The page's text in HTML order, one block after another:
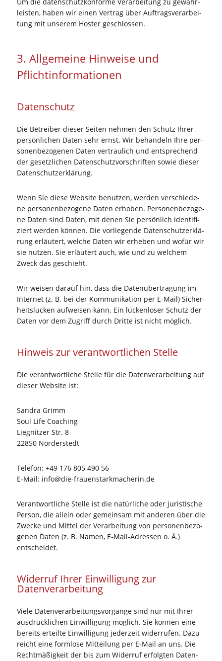
leis­ten, haben wir einen Ver­trag über Auf­trags­ver­ar­bei­
tung mit unse­rem Hos­ter geschlossen.
3. All­ge­mei­ne Hin­wei­se und
Pflichtinformationen
Daten­schutz
Die Betrei­ber die­ser Sei­ten neh­men den Schutz Ihrer
per­sön­li­chen Daten sehr ernst. Wir behan­deln Ihre per­
so­nen­be­zo­ge­nen Daten ver­trau­lich und ent­spre­chend
der gesetz­li­chen Daten­schutz­vor­schrif­ten sowie die­ser
Datenschutzerklärung.
Wenn Sie die­se Web­site benut­zen, wer­den ver­schie­de­
ne per­so­nen­be­zo­ge­ne Daten erho­ben. Per­so­nen­be­zo­ge­
ne Daten sind Daten, mit denen Sie per­sön­lich iden­ti­fi­
ziert wer­den kön­nen. Die vor­lie­gen­de Daten­schutz­er­klä­
rung erläu­tert, wel­che Daten wir erhe­ben und wofür wir
sie nut­zen. Sie erläu­tert auch, wie und zu wel­chem
Zweck das geschieht.
Wir wei­sen dar­auf hin, dass die Daten­über­tra­gung im
Inter­net (z. B. bei der Kom­mu­ni­ka­ti­on per E‑Mail) Sicher­
heits­lü­cken auf­wei­sen kann. Ein lücken­lo­ser Schutz der
Daten vor dem Zugriff durch Drit­te ist nicht möglich.
Hin­weis zur ver­ant­wort­li­chen Stelle
Die ver­ant­wort­li­che Stel­le für die Daten­ver­ar­bei­tung auf
die­ser Web­site ist:
San­dra Grimm
Soul Life Coa­ching
Lie­gnit­zer Str. 8
22850 Nor­der­stedt
Tele­fon: +49 176 805 490 56
E‑Mail: info@die-frauenstarkmacherin.de
Ver­ant­wort­li­che Stel­le ist die natür­li­che oder juris­ti­sche
Per­son, die allein oder gemein­sam mit ande­ren über die
Zwe­cke und Mit­tel der Ver­ar­bei­tung von per­so­nen­be­zo­
ge­nen Daten (z. B. Namen, E‑Mail-Adres­sen o. Ä.)
entscheidet.
Wider­ruf Ihrer Ein­wil­li­gung zur
Datenverarbeitung
Vie­le Daten­ver­ar­bei­tungs­vor­gän­ge sind nur mit Ihrer
aus­drück­li­chen Ein­wil­li­gung mög­lich. Sie kön­nen eine
bereits erteil­te Ein­wil­li­gung jeder­zeit wider­ru­fen. Dazu
reicht eine form­lo­se Mit­tei­lung per E‑Mail an uns. Die
Recht­mä­ßig­keit der bis zum Wider­ruf erfolg­ten Daten­